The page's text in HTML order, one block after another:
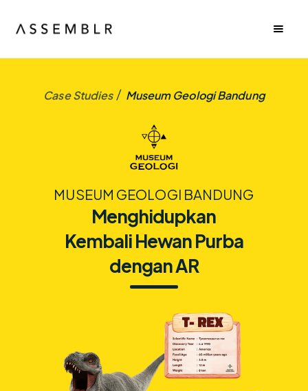
Case Studies / Museum Geologi Bandung
MUSEUM GEOLOGI BANDUNG
Menghidupkan
Kembali Hewan Purba
dengan AR